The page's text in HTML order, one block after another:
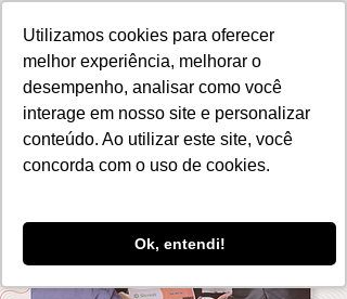
Utilizamos cookies para oferecer
melhor experiência, melhorar o
desempenho, analisar como você
interage em nosso site e personalizar
conteúdo. Ao utilizar este site, você
concorda com o uso de cookies.
Ok, entendi!